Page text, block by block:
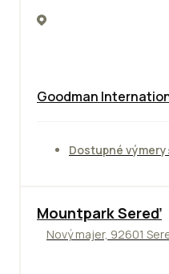
Goodman
Dostupné
NOVINKA
Mountpark Sereď
Nový majer, 92601